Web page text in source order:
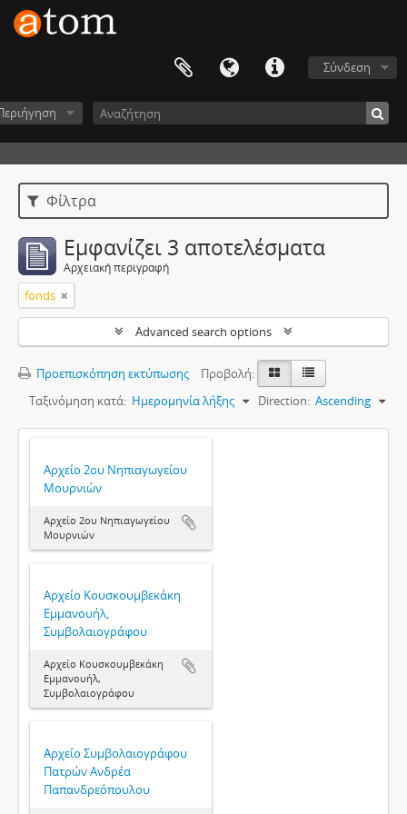
Σύνδεση
Φίλτρα
Εμφανίζει 3 αποτελέσματα
Αρχειακή περιγραφή
fonds
Advanced search options
Προεπισκόπηση εκτύπωσης
Προβολή:
Ταξινόμηση κατά: Ημερομηνία λήξης Direction: Ascending
Αρχείο 2ου Νηπιαγωγείου
Μουρνιών
Αρχείο 2ου Νηπιαγωγείου
Μουρνιών
Αρχείο Κουσκουμβεκάκη
Εμμανουήλ,
Συμβολαιογράφου
Αρχείο Κουσκουμβεκάκη
Εμμανουήλ,
Συμβολαιογράφου
Αρχείο Συμβολαιογράφου
Πατρών Ανδρέα
Παπανδρεόπουλου